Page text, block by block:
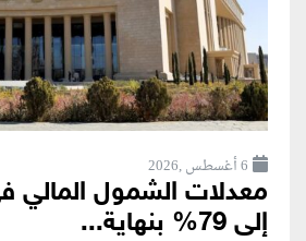
6 أغسطس ,2026
معدلات الشمول المالي
إلى 79% بنهاية...